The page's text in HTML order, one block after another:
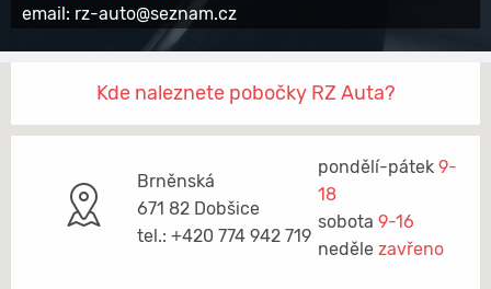
email: rz-auto@seznam.cz
Kde naleznete pobočky RZ Auta?
Brněnská
671 82 Dobšice
tel.: +420 774 942 719
pondělí-pátek 9-
18
sobota 9-16
neděle zavřeno